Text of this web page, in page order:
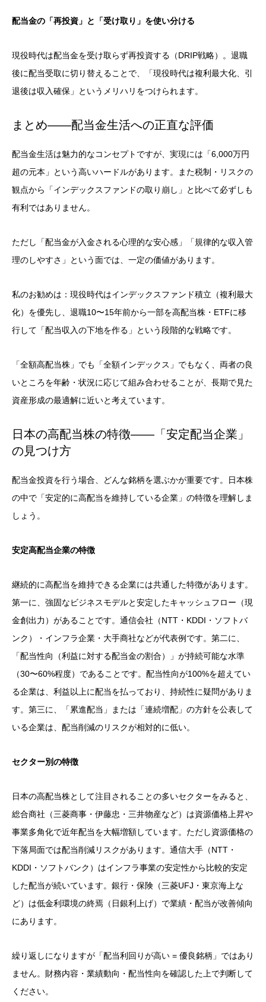
配当金の「再投資」と「受け取り」を使い分ける
現役時代は配当金を受け取らず再投資する（DRIP戦略）。退職
後に配当受取に切り替えることで、「現役時代は複利最大化、引
退後は収入確保」というメリハリをつけられます。
まとめ——配当金生活への正直な評価
配当金生活は魅力的なコンセプトですが、実現には「6,000万円
超の元本」という高いハードルがあります。また税制・リスクの
観点から「インデックスファンドの取り崩し」と比べて必ずしも
有利ではありません。
ただし「配当金が入金される心理的な安心感」「規律的な収入管
理のしやすさ」という面では、一定の価値があります。
私のお勧めは：現役時代はインデックスファンド積立（複利最大
化）を優先し、退職10〜15年前から一部を高配当株・ETFに移
行して「配当収入の下地を作る」という段階的な戦略です。
「全額高配当株」でも「全額インデックス」でもなく、両者の良
いところを年齢・状況に応じて組み合わせることが、長期で見た
資産形成の最適解に近いと考えています。
日本の高配当株の特徴——「安定配当企業」
の見つけ方
配当金投資を行う場合、どんな銘柄を選ぶかが重要です。日本株
の中で「安定的に高配当を維持している企業」の特徴を理解しま
しょう。
安定高配当企業の特徴
継続的に高配当を維持できる企業には共通した特徴があります。
第一に、強固なビジネスモデルと安定したキャッシュフロー（現
金創出力）があることです。通信会社（NTT・KDDI・ソフトバ
ンク）・インフラ企業・大手商社などが代表例です。第二に、
「配当性向（利益に対する配当金の割合）」が持続可能な水準
（30〜60%程度）であることです。配当性向が100%を超えてい
る企業は、利益以上に配当を払っており、持続性に疑問がありま
す。第三に、「累進配当」または「連続増配」の方針を公表して
いる企業は、配当削減のリスクが相対的に低い。
セクター別の特徴
日本の高配当株として注目されることの多いセクターをみると、
総合商社（三菱商事・伊藤忠・三井物産など）は資源価格上昇や
事業多角化で近年配当を大幅増額しています。ただし資源価格の
下落局面では配当削減リスクがあります。通信大手（NTT・
KDDI・ソフトバンク）はインフラ事業の安定性から比較的安定
した配当が続いています。銀行・保険（三菱UFJ・東京海上な
ど）は低金利環境の終焉（日銀利上げ）で業績・配当が改善傾向
にあります。
繰り返しになりますが「配当利回りが高い = 優良銘柄」ではあり
ません。財務内容・業績動向・配当性向を確認した上で判断して
ください。